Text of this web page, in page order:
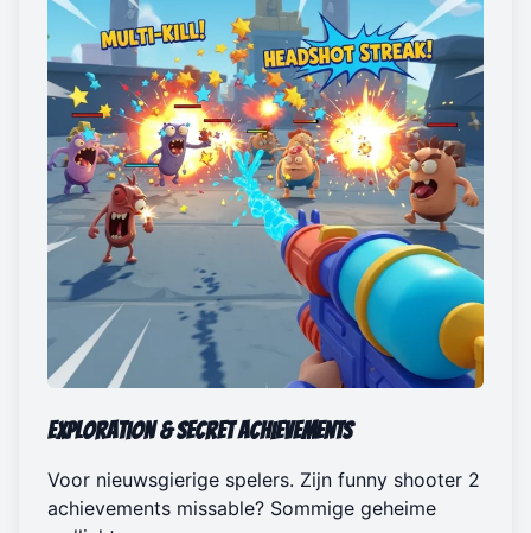
Exploration & Secret Achievements
Voor nieuwsgierige spelers. Zijn funny shooter 2
achievements missable? Sommige geheime